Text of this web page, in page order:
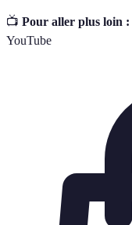
📺 Pour aller plus loin :
YouTube